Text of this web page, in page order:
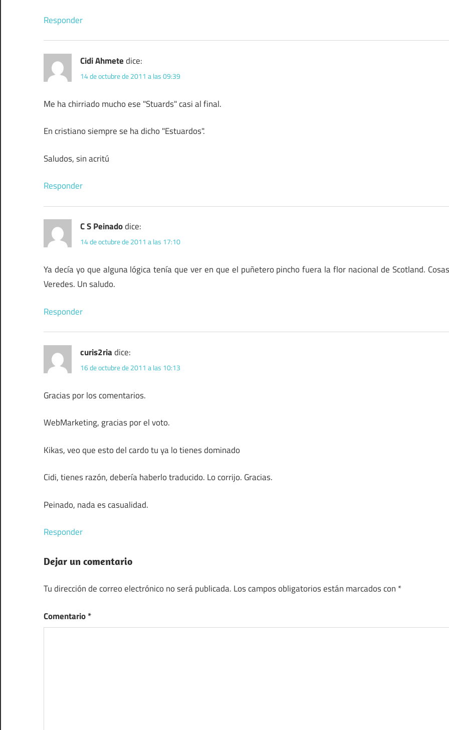
Responder
Cidi Ahmetedice:
14 de octubre de 2011 a las 09:39
Me ha chirriado mucho ese "Stuards" casi al final.
En cristiano siempre se ha dicho "Estuardos".
Saludos, sin acritú
Responder
C S Peinadodice:
14 de octubre de 2011 a las 17:10
Ya decía yo que alguna lógica tenía que ver en que el puñetero pincho fuera la flor nacional de Scotland. Cosas
Veredes. Un saludo.
Responder
curis2riadice:
16 de octubre de 2011 a las 10:13
Gracias por los comentarios.
WebMarketing, gracias por el voto.
Kikas, veo que esto del cardo tu ya lo tienes dominado
Cidi, tienes razón, debería haberlo traducido. Lo corrijo. Gracias.
Peinado, nada es casualidad.
Responder
Dejar un comentario
Tu dirección de correo electrónico no será publicada. Los campos obligatorios están marcados con *
Comentario*